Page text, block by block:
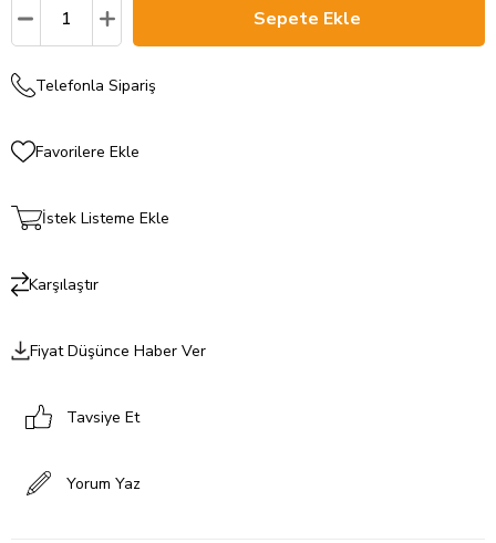
Telefonla Sipariş
Favorilere Ekle
İstek Listeme Ekle
Karşılaştır
Fiyat Düşünce Haber Ver
Tavsiye Et
Yorum Yaz